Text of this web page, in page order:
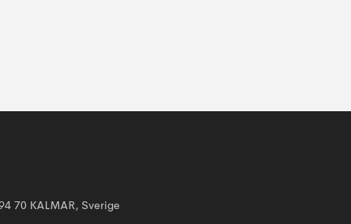
70 KALMAR, Sverige